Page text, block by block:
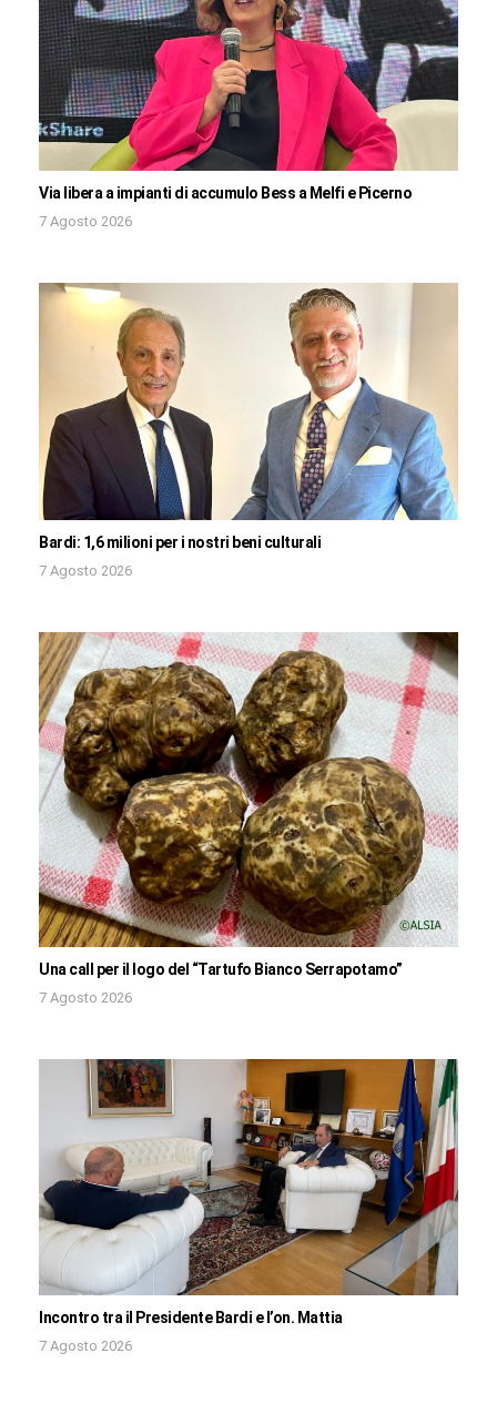
Via libera a impianti di accumulo Bess a Melfi e Picerno
7 Agosto 2026
Bardi: 1,6 milioni per i nostri beni culturali
7 Agosto 2026
Una call per il logo del “Tartufo Bianco Serrapotamo”
7 Agosto 2026
Incontro tra il Presidente Bardi e l’on. Mattia
7 Agosto 2026